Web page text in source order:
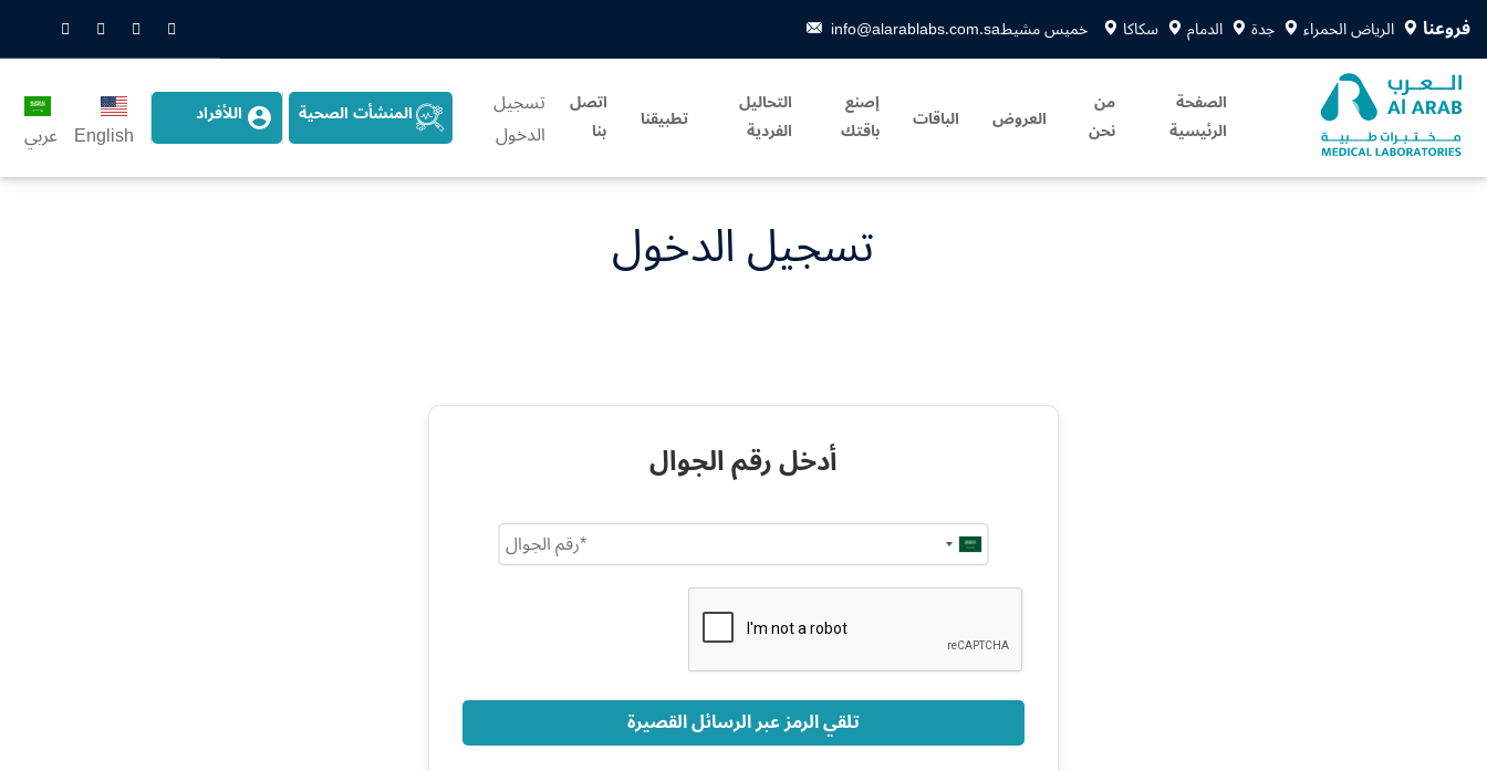
فروعنا الرياض الحمراء جدة الدمام سكاكا خميس مشيطinfo@alarablabs.com.sa
Snapchat
Twitter
LinkedIn
الصفحة
الرئيسية
من
نحن العروض الباقات إصنع
باقتك
التحاليل
الفردية تطبيقنا اتصل
بنا
تسجيل
الدخول
المنشأت الصحية اللأفراد
English عربي
تسجيل الدخول
أدخل رقم الجوال
Saudi
Arabia
تلقي الرمز عبر الرسائل القصيرة